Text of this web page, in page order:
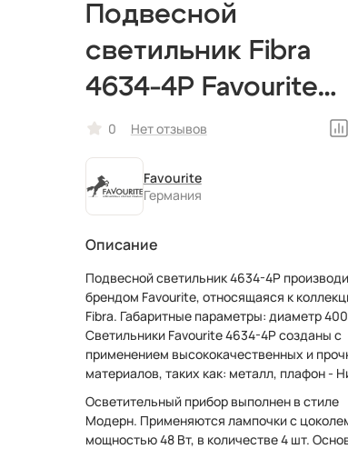
Подвесной
светильник Fibra
4634-4P Favourite
светодиодный,
немецкий
0 Нет отзывов
Favourite
Германия
Описание
Подвесной светильник 4634-4P
брендом Favourite, относящаяся к
Fibra. Габаритные параметры: диаметр 400 мм.
Светильники Favourite 4634-4P созданы с
применением высококачественных и
материалов, таких как: металл, плафон -
Осветительный прибор выполнен в стиле
Модерн. Применяются лампочки с
мощностью 48 Вт, в количестве 4 шт.